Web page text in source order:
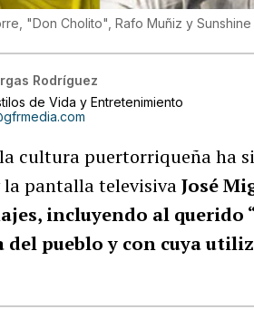
"Don Cholito", Rafo Muñiz y
Rodríguez
de Vida y Entretenimiento
cultura puertorriqueña ha
la pantalla televisivaJosé
incluyendo al querido
del pueblo y con cuya